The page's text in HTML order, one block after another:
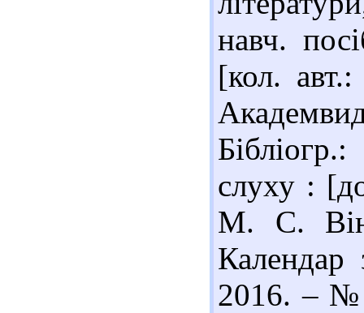
навч.
[кол.
слуху :
М. С.
Календар
2016. – №